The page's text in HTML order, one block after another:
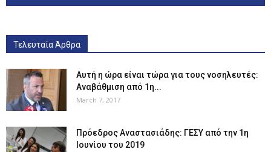
Τελευταία Άρθρα
Αυτή η ώρα είναι τώρα για τους νοσηλευτές:
Αναβάθμιση από 1η...
March 7, 2017
Πρόεδρος Αναστασιάδης: ΓΕΣΥ από την 1η
Ιουνίου του 2019